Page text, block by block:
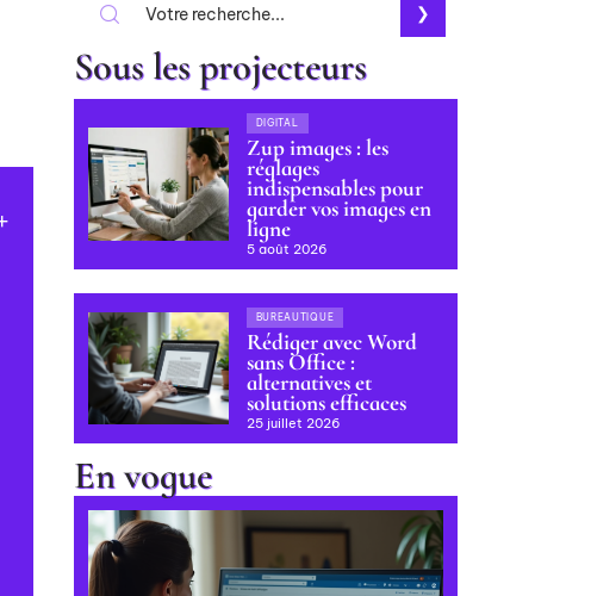
Sous les projecteurs
DIGITAL
Zup images : les
réglages
indispensables pour
garder vos images en
ligne
5 août 2026
BUREAUTIQUE
Rédiger avec Word
sans Office :
alternatives et
solutions efficaces
25 juillet 2026
En vogue